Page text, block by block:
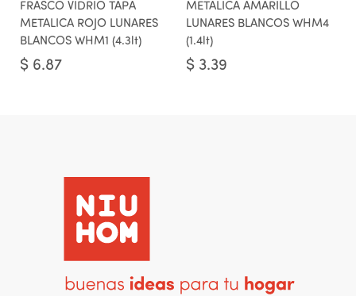
FRASCO VIDRIO TAPA
METALICA ROJO LUNARES
BLANCOS WHM1 (4.3lt)
$ 6.87
METALICA AMARILLO
LUNARES BLANCOS WHM4
(1.4lt)
$ 3.39